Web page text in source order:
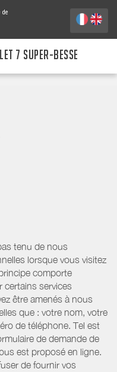
de
7 SUPER-BESSE
tenu de nous
lorsque vous visitez
comporte
certains services
être amenés à nous
que : votre nom, votre
de téléphone. Tel est
de demande de
est proposé en ligne.
de fournir vos